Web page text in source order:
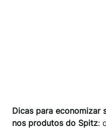
Dicas para economizar
nos produtos do Spitz: